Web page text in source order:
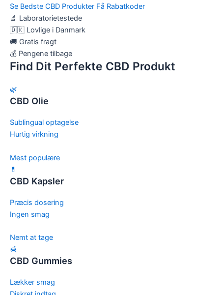
Se Bedste CBD Produkter Få Rabatkoder
🔬 Laboratorietestede
🇩🇰 Lovlige i Danmark
🚚 Gratis fragt
💰 Pengene tilbage
Find Dit Perfekte CBD Produkt
🌿
CBD Olie
Sublingual optagelse
Hurtig virkning
Mest populære
💊
CBD Kapsler
Præcis dosering
Ingen smag
Nemt at tage
🍯
CBD Gummies
Lækker smag